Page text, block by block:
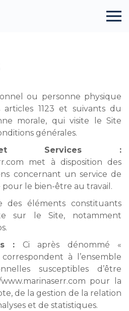
ou personne physique
1123 et suivants du
morale, qui visite le Site
générales.
et Services :
met à disposition des
concernant un service de
pour le bien-être au travail.
des éléments constituants
sur le Site, notamment
: Ci après dénommé «
à l’ensemble
susceptibles d’être
pour la
de la gestion de la relation
et de statistiques.